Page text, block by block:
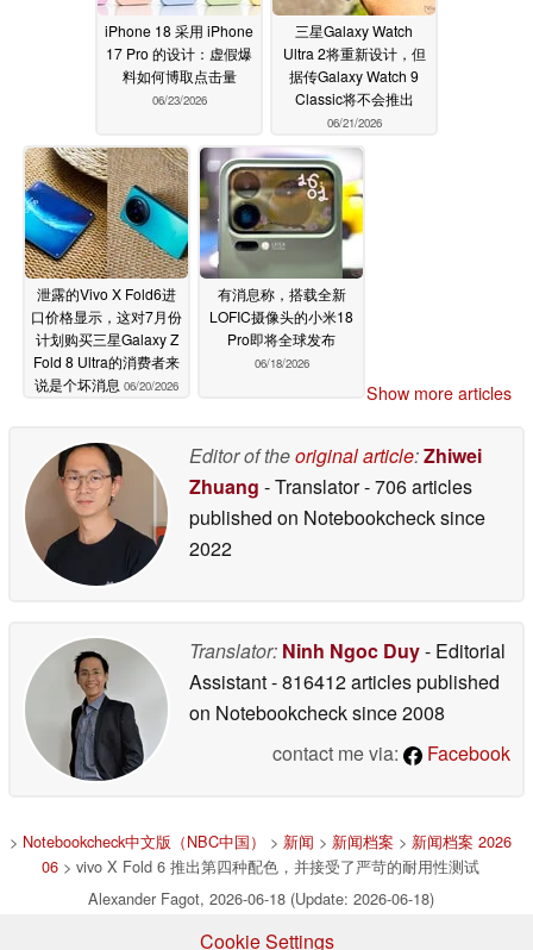
iPhone 18 采用 iPhone
17 Pro 的设计：虚假爆
料如何博取点击量
06/23/2026
三星Galaxy Watch
Ultra 2将重新设计，但
据传Galaxy Watch 9
Classic将不会推出
06/21/2026
泄露的Vivo X Fold6进
口价格显示，这对7月份
计划购买三星Galaxy Z
Fold 8 Ultra的消费者来
说是个坏消息 06/20/2026
有消息称，搭载全新
LOFIC摄像头的小米18
Pro即将全球发布
06/18/2026
Show more articles
Editor of theoriginal article:Zhiwei
Zhuang - Translator- 706 articles
published on Notebookchecksince
2022
Translator: Ninh Ngoc Duy- Editorial
Assistant- 816412 articles published
on Notebookchecksince 2008
contact me via:
Facebook
> Notebookcheck中文版（NBC中国） > 新闻 > 新闻档案 > 新闻档案 2026
06 > vivo X Fold 6 推出第四种配色，并接受了严苛的耐用性测试
Alexander Fagot, 2026-06-18 (Update: 2026-06-18)
Cookie Settings